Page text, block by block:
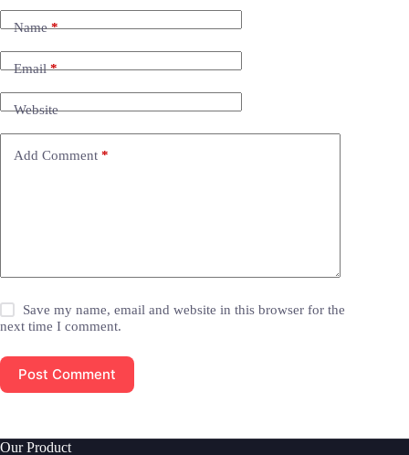
Name*
Email*
Website
Add Comment *
Save my name, email and website in this browser for the
next time I comment.
Post Comment
Our Product